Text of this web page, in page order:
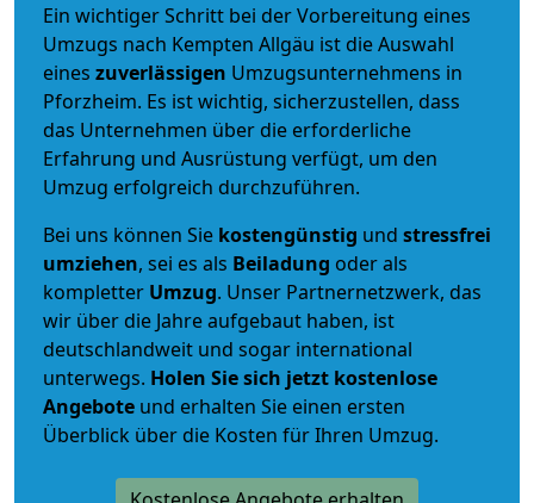
Ein wichtiger Schritt bei der Vorbereitung eines
Umzugs nach Kempten Allgäu ist die Auswahl
eines zuverlässigen Umzugsunternehmens in
Pforzheim. Es ist wichtig, sicherzustellen, dass
das Unternehmen über die erforderliche
Erfahrung und Ausrüstung verfügt, um den
Umzug erfolgreich durchzuführen.
Bei uns können Sie kostengünstig und stressfrei
umziehen, sei es als Beiladung oder als
kompletter Umzug. Unser Partnernetzwerk, das
wir über die Jahre aufgebaut haben, ist
deutschlandweit und sogar international
unterwegs. Holen Sie sich jetzt kostenlose
Angebote und erhalten Sie einen ersten
Überblick über die Kosten für Ihren Umzug.